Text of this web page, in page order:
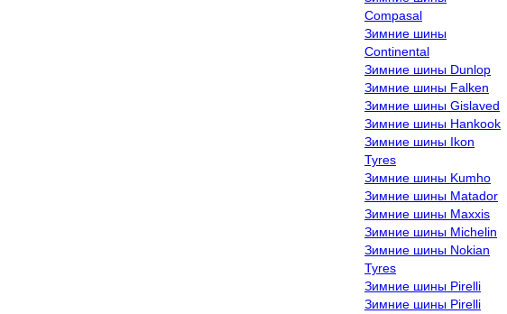
Compasal
Зимние шины
Continental
Зимние шины Dunlop
Зимние шины Falken
Зимние шины Gislaved
Зимние шины Hankook
Зимние шины Ikon
Tyres
Зимние шины Kumho
Зимние шины Matador
Зимние шины Maxxis
Зимние шины Michelin
Зимние шины Nokian
Tyres
Зимние шины Pirelli
Зимние шины Pirelli